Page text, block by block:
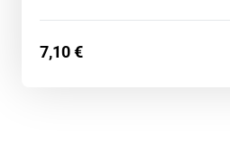
7,10€